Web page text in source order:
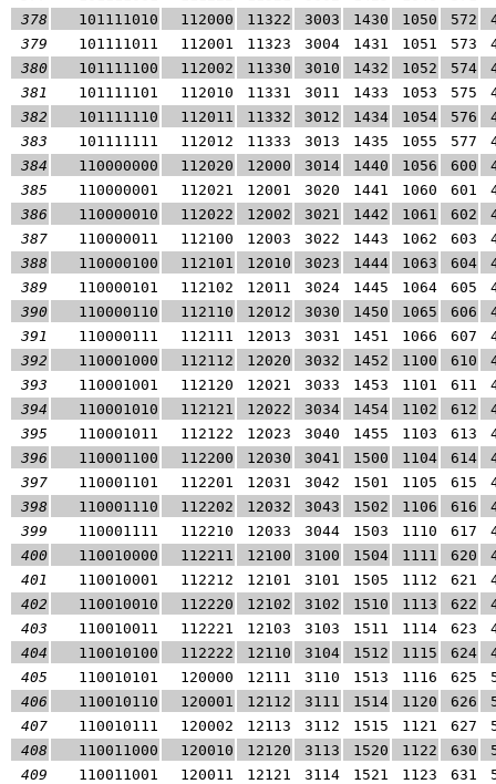
378
101111010 112000 11322 3003 1430 1050 572
379
101111011 112001 11323 3004 1431 1051 573
380
101111100 112002 11330 3010 1432 1052 574
381
101111101 112010 11331 3011 1433 1053 575
382
101111110 112011 11332 3012 1434 1054 576
383
101111111 112012 11333 3013 1435 1055 577
384
110000000 112020 12000 3014 1440 1056 600
385
110000001 112021 12001 3020 1441 1060 601
386
110000010 112022 12002 3021 1442 1061 602
387
110000011 112100 12003 3022 1443 1062 603
388
110000100 112101 12010 3023 1444 1063 604
389
110000101 112102 12011 3024 1445 1064 605
390
110000110 112110 12012 3030 1450 1065 606
391
110000111 112111 12013 3031 1451 1066 607
392
110001000 112112 12020 3032 1452 1100 610
393
110001001 112120 12021 3033 1453 1101 611
394
110001010 112121 12022 3034 1454 1102 612
395
110001011 112122 12023 3040 1455 1103 613
396
110001100 112200 12030 3041 1500 1104 614
397
110001101 112201 12031 3042 1501 1105 615
398
110001110 112202 12032 3043 1502 1106 616
399
110001111 112210 12033 3044 1503 1110 617
400
110010000 112211 12100 3100 1504 1111 620
401
110010001 112212 12101 3101 1505 1112 621
402
110010010 112220 12102 3102 1510 1113 622
403
110010011 112221 12103 3103 1511 1114 623
404
110010100 112222 12110 3104 1512 1115 624
405
110010101 120000 12111 3110 1513 1116 625
406
110010110 120001 12112 3111 1514 1120 626
407
110010111 120002 12113 3112 1515 1121 627
408
110011000 120010 12120 3113 1520 1122 630
409
110011001 120011 12121 3114 1521 1123 631